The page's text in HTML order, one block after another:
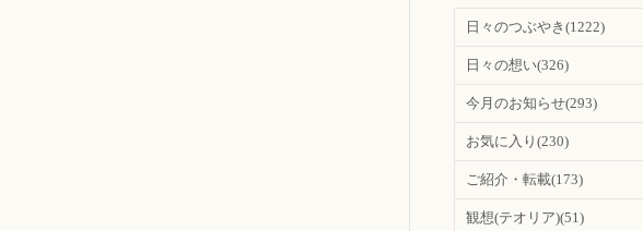
日々のつぶやき (1222)
日々の想い(326)
今月のお知らせ(293)
お気に入り (230)
ご紹介・転載(173)
観想(テオリア)(51)